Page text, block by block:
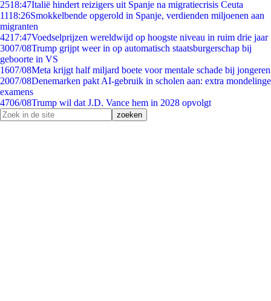
2518:47Italië hindert reizigers uit Spanje na migratiecrisis Ceuta
1118:26Smokkelbende opgerold in Spanje, verdienden miljoenen aan
migranten
4217:47Voedselprijzen wereldwijd op hoogste niveau in ruim drie jaar
3007/08Trump grijpt weer in op automatisch staatsburgerschap bij
geboorte in VS
1607/08Meta krijgt half miljard boete voor mentale schade bij jongeren
2007/08Denemarken pakt AI-gebruik in scholen aan: extra mondelinge
examens
4706/08Trump wil dat J.D. Vance hem in 2028 opvolgt